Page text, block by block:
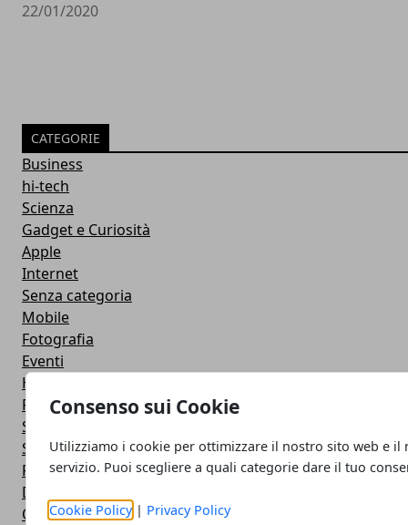
Consenso sui Cookie
Utilizziamo i cookie per ottimizzare il nostro sito web e il
servizio. Puoi scegliere a quali categorie dare il tuo
Cookie Policy| Privacy Policy
22/01/2020
CATEGORIE
Business
hi-tech
Scienza
Gadget e Curiosità
Apple
Internet
Senza categoria
Mobile
Fotografia
Eventi
Hardware
Real Life
Software
Sicurezza
People
Dimore da Sogno
Orologi